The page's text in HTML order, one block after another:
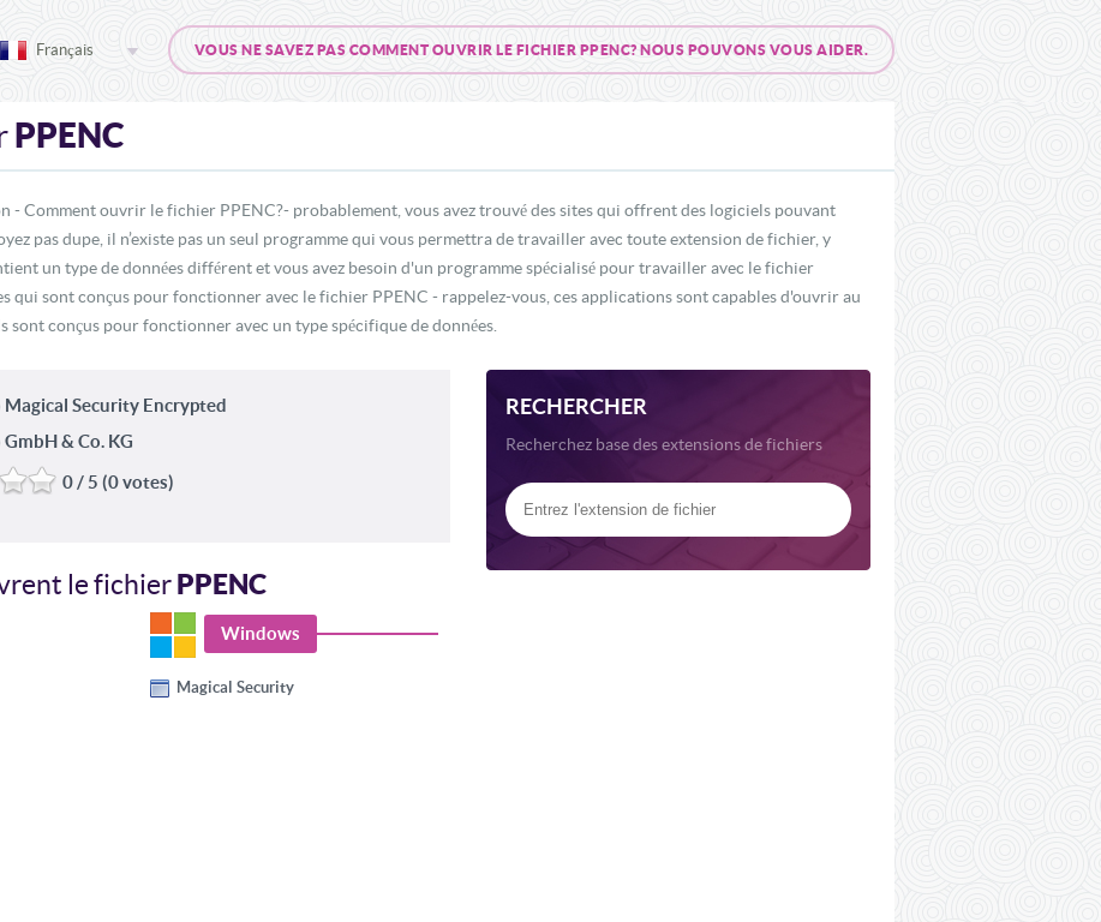
VOUS NE SAVEZ PAS COMMENT OUVRIR LE FICHIER PPENC? NOUS POUVONS VOUS AIDER.
Français
PPENC
- Comment ouvrir le fichier PPENC?- probablement, vous avez trouvé des sites qui offrent des logiciels pouvant
pas dupe, il n’existe pas un seul programme qui vous permettra de travailler avec toute extension de fichier, y
un type de données différent et vous avez besoin d'un programme spécialisé pour travailler avec le fichier
qui sont conçus pour fonctionner avec le fichier PPENC - rappelez-vous, ces applications sont capables d'ouvrir au
sont conçus pour fonctionner avec un type spécifique de données.
RECHERCHER
Recherchez base des extensions de fichiers
Security Encrypted
& Co. KG
0 / 5 (0 votes)
le fichierPPENC
Windows
Magical Security